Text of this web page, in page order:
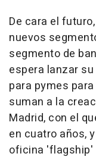
De cara el
nuevos
segmento de
espera lanzar
para pymes
suman a la
Madrid, con el
en cuatro años,
oficina 'flagship'